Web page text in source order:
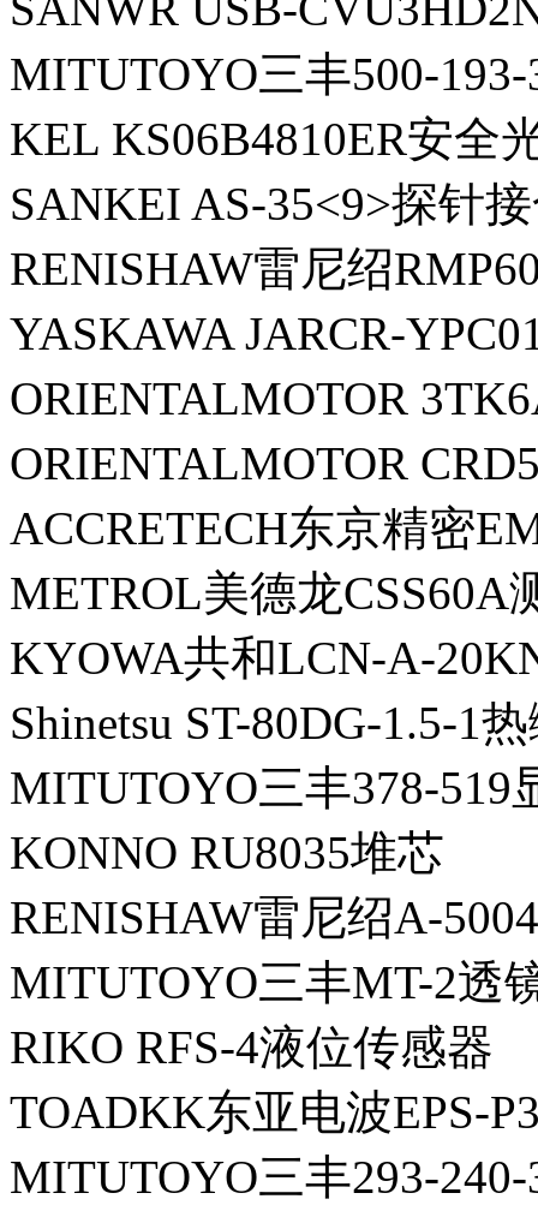
MITUTOYO三丰500-
KEL KS06B4810ER安全
SANKEI AS-35<9>探针
RENISHAW雷尼绍
YASKAWA JARCR-
ORIENTALMOTOR
ORIENTALMOTOR
ACCRETECH东京精密
METROL美德龙CSS60A
KYOWA共和LCN-A-
Shinetsu ST-80DG-1.5-1
MITUTOYO三丰378-519
KONNO RU8035堆芯
RENISHAW雷尼绍A-
MITUTOYO三丰MT-2透
RIKO RFS-4液位传感器
TOADKK东亚电波EPS-
MITUTOYO三丰293-